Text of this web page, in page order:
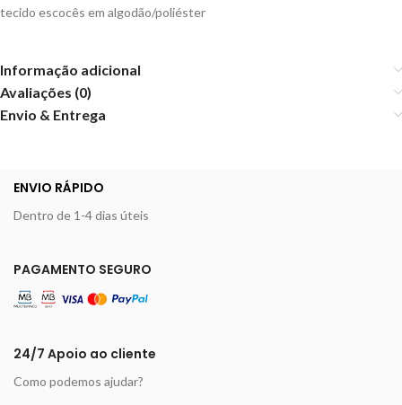
tecido escocês em algodão/poliéster
Informação adicional
Avaliações (0)
Envio & Entrega
ENVIO RÁPIDO
Dentro de 1-4 dias úteis
PAGAMENTO SEGURO
24/7 Apoio ao cliente
Como podemos ajudar?